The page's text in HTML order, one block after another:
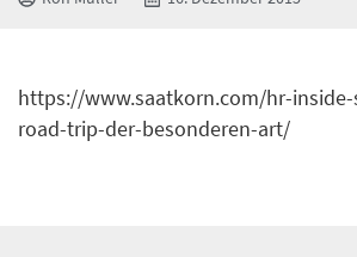
https://www.saatkorn.com/hr-
road-trip-der-besonderen-art/